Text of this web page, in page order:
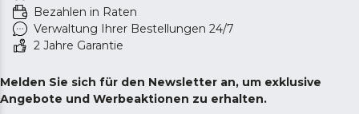
Bezahlen in Raten
Verwaltung Ihrer Bestellungen 24/7
2 Jahre Garantie
Melden Sie sich für den Newsletter an, um exklusive
Angebote und Werbeaktionen zu erhalten.